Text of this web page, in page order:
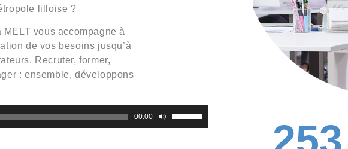
lilloise ?
MELT vous accompagne à
de vos besoins jusqu’à
Recruter, former,
: ensemble, développons
00:00
Utilisez